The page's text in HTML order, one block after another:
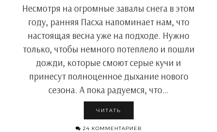
Несмотря на огромные завалы снега в этом
году, ранняя Пасха напоминает нам, что
настоящая весна уже на подходе. Нужно
только, чтобы немного потеплело и пошли
дожди, которые смоют серые кучи и
принесут полноценное дыхание нового
сезона. А пока радуемся, что…
ЧИТАТЬ
24 КОММЕНТАРИЕВ